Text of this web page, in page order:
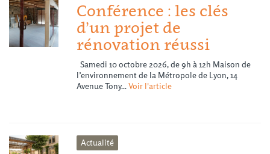
Conférence : les clés
d’un projet de
rénovation réussi
Samedi 10 octobre 2026, de 9h à 12h Maison de
l’environnement de la Métropole de Lyon, 14
Avenue Tony...Voir l'article
Actualité